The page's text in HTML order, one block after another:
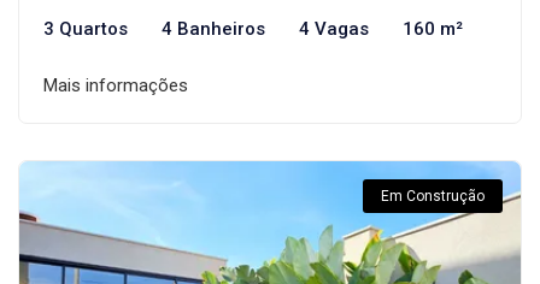
3 Quartos 4 Banheiros 4 Vagas 160 m²
Mais informações
Em Construção